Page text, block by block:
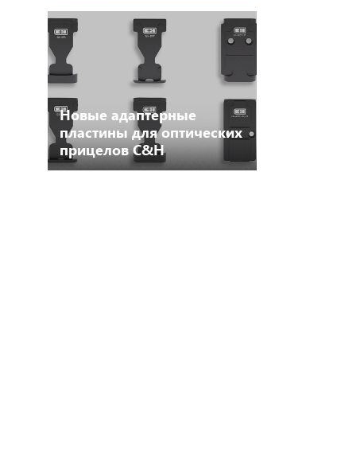
Новые адаптерные
пластины для оптических
прицелов C&H